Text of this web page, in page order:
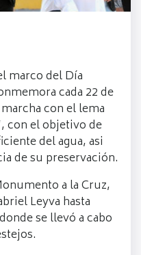
marco del Día
cada 22 de
con el lema
con el objetivo de
del agua, asi
de su preservación.
a la Cruz,
Leyva hasta
se llevó a cabo